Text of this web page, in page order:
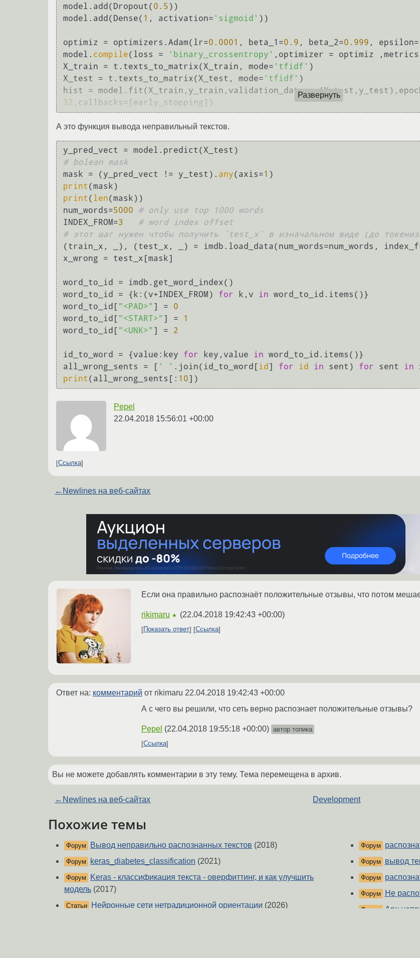
model.add(Dropout( 0.5))
model.add(Dense( 1 , activation= 'sigmoid' ))
optimiz = optimizers.Adam(lr=0.0001 , beta_1=0.9 , beta_2=0.999 , epsilon=
model. compile(loss = 'binary_crossentropy' ,optimizer = optimiz
X_train = t.texts_to_matrix(X_train, mode= 'tfidf' )
X_test = t.texts_to_matrix(X_test, mode= 'tfidf' )
hist = model.fit(X_train,y_train,validation_data =
32
Развернуть
А это функция вывода неправильный текстов.
# bolean mask
mask = (y_pred_vect != y_test). any(axis=1
print
print ( len(mask))
num_words=5000
# only use top 1000 words
INDEX_FROM=3
# word index offset
# этот шаг нужен чтобы получить `test_x` в изначальном виде (до
(train_x, _), (test_x, _) = imdb.load_data(num_words=num_words,
x_wrong = test_x[mask]
word_to_id = imdb.get_word_index()
word_to_id = {k:(v+INDEX_FROM) for k,v in word_to_id.items()}
word_to_id[ "<PAD>" ] = 0
word_to_id[ "<START>" ] =
1
word_to_id[ "<UNK>" ] = 2
id_to_word = {value:key for key,value in word_to_id.items()}
all_wrong_sents = [ ' ' .join(id_to_word[id ] for id in sent) for sent in
print (all_wrong_sents[: 10
Pepel
22.04.2018 15:56:01 +00:00
Ссылка
← Newlines на веб-сайтах
Если она правильно распознаёт положительные отзывы, что потом
rikimaru ★ (22.04.2018 19:42:43 +00:00)
Показать ответ Ссылка
Ответ на: комментарий от rikimaru 22.04.2018 19:42:43 +00:00
А с чего вы решили, что сеть верно распознает положительные отзывы?
Pepel (22.04.2018 19:55:18 +00:00) автор топика
Ссылка
Вы не можете добавлять комментарии в эту тему. Тема перемещена в архив.
← Newlines на веб-сайтах Development
Похожие темы
Форум Вывод неправильно распознанных текстов (2018)
Форум keras_diabetes_classification (2021)
Форум
Keras - классификация текста - оверфиттинг, и как улучшить
модель (2017)
Статьи Нейронные сети нетрадиционной ориентации (2026)
Форум
Форум вывод
Форум
Форум Не
Форум Арч